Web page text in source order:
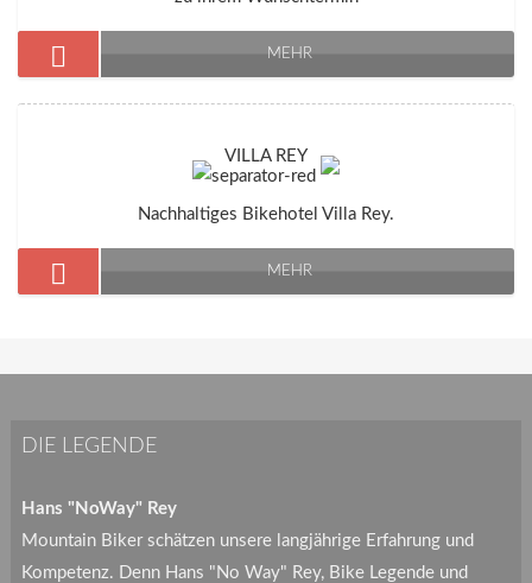
MEHR
VILLA REY
Nachhaltiges Bikehotel Villa Rey.
MEHR
DIE LEGENDE
Hans "NoWay" Rey
Mountain Biker schätzen unsere langjährige Erfahrung und
Kompetenz. Denn Hans "No Way" Rey, Bike Legende und